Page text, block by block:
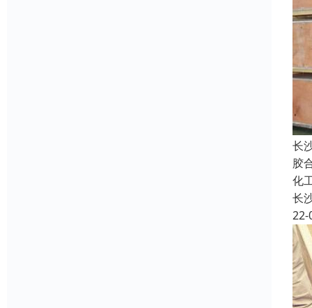
长
胶
化
长
22-